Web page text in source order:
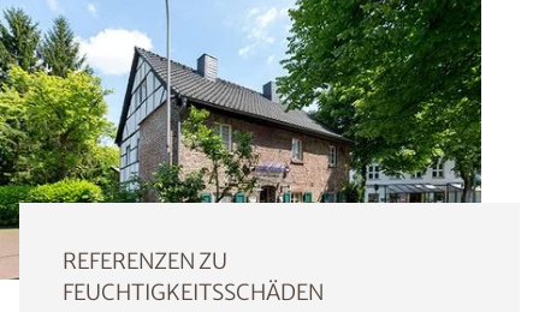
Horizontalsperre
Abdichtung von innen
Sind die betroffenen
Wände nicht von
zugänglich, wie es
beispielsweise bei
unmittelbar an das